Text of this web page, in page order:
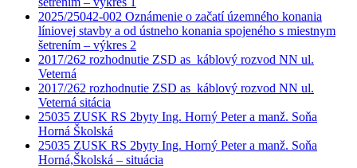
2025/25042-002 Oznámenie o začatí územného konania
líniovej stavby a od ústneho konania spojeného s miestnym
šetrením – výkres 2
2017/262 rozhodnutie ZSD as_káblový rozvod NN ul.
Veterná
2017/262 rozhodnutie ZSD as_káblový rozvod NN ul.
Veterná sitácia
25035 ZUSK RS 2byty Ing. Horný Peter a manž. Soňa
Horná Školská
25035 ZUSK RS 2byty Ing. Horný Peter a manž. Soňa
Horná,Školská – situácia